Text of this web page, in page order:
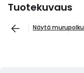
Tuotekuvaus
Näytä murupolku